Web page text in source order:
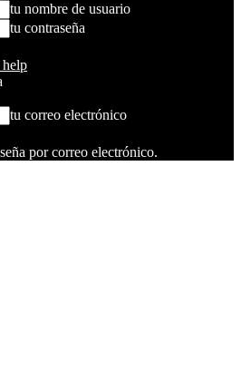
tu nombre de usuario
tu contraseña
tu correo electrónico
por correo electrónico.